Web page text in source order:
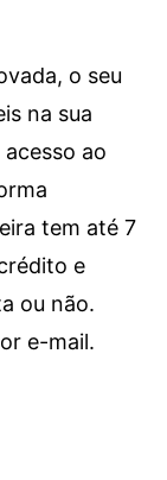
o seu
na sua
ao
tem até 7
e
ou não.
e-mail.